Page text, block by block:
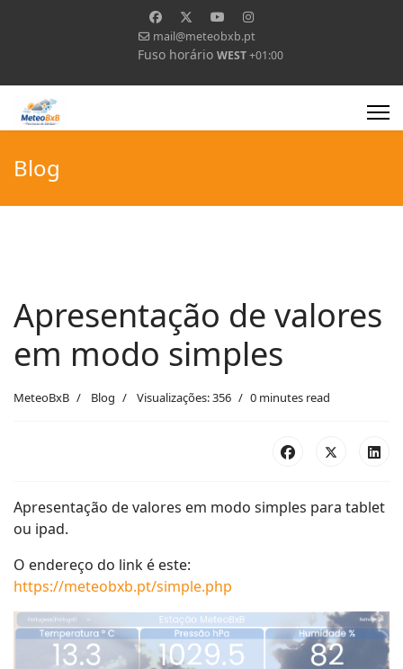
mail@meteobxb.pt
Fuso horário WEST+01:00
Blog
Apresentação de valores
em modo simples
MeteoBxB Blog Visualizações: 356 0 minutes read
Apresentação de valores em modo simples para tablet
ou ipad.
O endereço do link é este:
https://meteobxb.pt/simple.php